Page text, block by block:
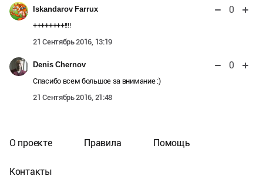
Iskandarov Farrux 0
++++++++!!!!
21 Сентябрь 2016, 13:19
Denis Chernov 0
Спасибо всем большое за внимание :)
21 Сентябрь 2016, 21:48
О проекте Правила Помощь
Контакты